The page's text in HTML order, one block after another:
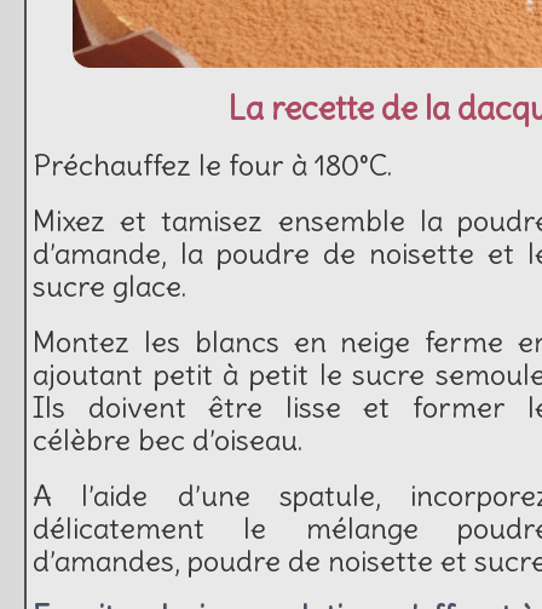
La recette de la
Préchauffez le four à 180°C.
Mixez et tamisez ensemble la
d’amande, la poudre de noisette et
sucre glace.
Montez les blancs en neige ferme
ajoutant petit à petit le sucre
Ils doivent être lisse et former
célèbre bec d’oiseau.
A l’aide d’une spatule,
délicatement le mélange
d’amandes, poudre de noisette et